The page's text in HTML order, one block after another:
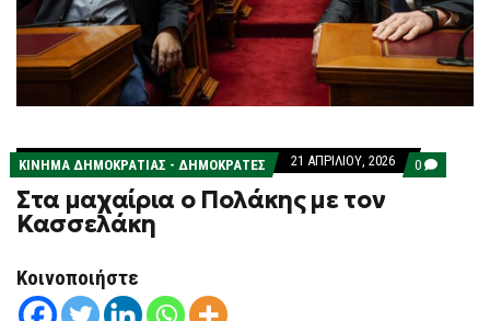
ΚΊΝΗΜΑ ΔΗΜΟΚΡΑΤΊΑΣ - ΔΗΜΟΚΡΆΤΕΣ 21 ΑΠΡΙΛΊΟΥ, 2026 0
ON
Στα μαχαίρια ο Πολάκης με τον
Κασσελάκη
Κοινοποιήστε